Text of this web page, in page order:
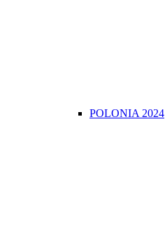
POLONIA 2024